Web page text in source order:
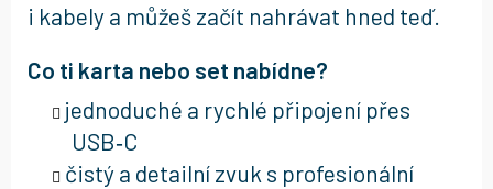
i kabely a můžeš začít nahrávat hned teď.
Co ti karta nebo set nabídne?
jednoduché a rychlé připojení přes
USB‑C
čistý a detailní zvuk s profesionální